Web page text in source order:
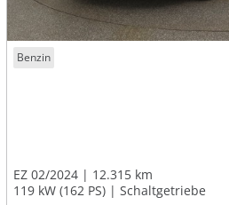
Benzin
EZ 02/2024
12.315 km
119 kW (162 PS)
Schaltgetriebe